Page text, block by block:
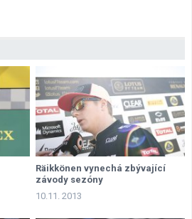
Räikkönen vynechá zbývající
závody sezóny
10.11. 2013